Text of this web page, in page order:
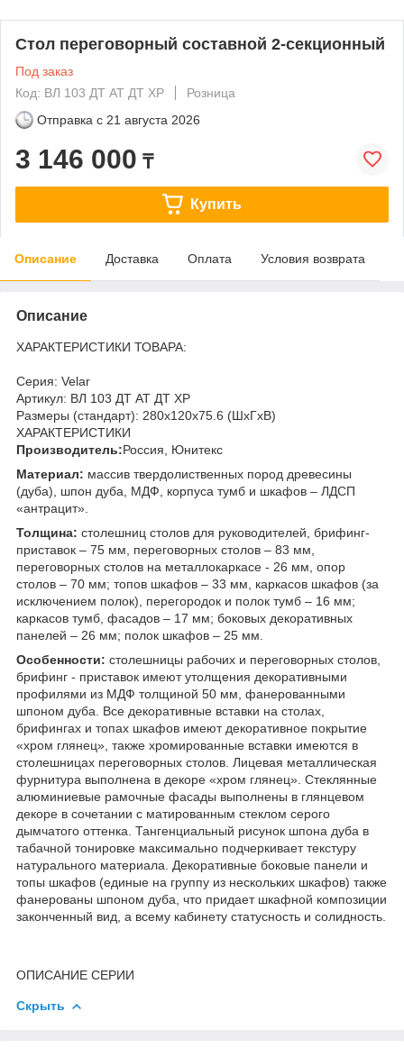
Стол переговорный составной 2-секционный
Под заказ
Код: ВЛ 103 ДТ АТ ДТ ХР
Розница
Отправка с 21 августа 2026
3 146 000 ₸
Купить
Описание Доставка Оплата Условия возврата
Описание
ХАРАКТЕРИСТИКИ ТОВАРА:
Серия: Velar
Артикул: ВЛ 103 ДТ АТ ДТ ХР
Размеры (стандарт): 280x120x75.6 (ШхГхВ)
ХАРАКТЕРИСТИКИ
Производитель:Россия, Юнитекс
Материал: массив твердолиственных пород древесины
(дуба), шпон дуба, МДФ, корпуса тумб и шкафов – ЛДСП
«антрацит».
Толщина: столешниц столов для руководителей, брифинг-
приставок – 75 мм, переговорных столов – 83 мм,
переговорных столов на металлокаркасе - 26 мм, опор
столов – 70 мм; топов шкафов – 33 мм, каркасов шкафов (за
исключением полок), перегородок и полок тумб – 16 мм;
каркасов тумб, фасадов – 17 мм; боковых декоративных
панелей – 26 мм; полок шкафов – 25 мм.
Особенности: столешницы рабочих и переговорных столов,
брифинг - приставок имеют утолщения декоративными
профилями из МДФ толщиной 50 мм, фанерованными
шпоном дуба. Все декоративные вставки на столах,
брифингах и топах шкафов имеют декоративное покрытие
«хром глянец», также хромированные вставки имеются в
столешницах переговорных столов. Лицевая металлическая
фурнитура выполнена в декоре «хром глянец». Стеклянные
алюминиевые рамочные фасады выполнены в глянцевом
декоре в сочетании с матированным стеклом серого
дымчатого оттенка. Тангенциальный рисунок шпона дуба в
табачной тонировке максимально подчеркивает текстуру
натурального материала. Декоративные боковые панели и
топы шкафов (единые на группу из нескольких шкафов) также
фанерованы шпоном дуба, что придает шкафной композиции
законченный вид, а всему кабинету статусность и солидность.
ОПИСАНИЕ СЕРИИ
Скрыть